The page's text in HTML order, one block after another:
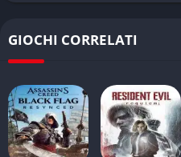
GIOCHI CORRELATI